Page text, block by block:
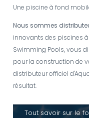
Une piscine à fond
Nous sommes
innovants des piscines
Swimming Pools, vous
pour la construction de
distributeur officiel
résultat.
Tout savoir sur le